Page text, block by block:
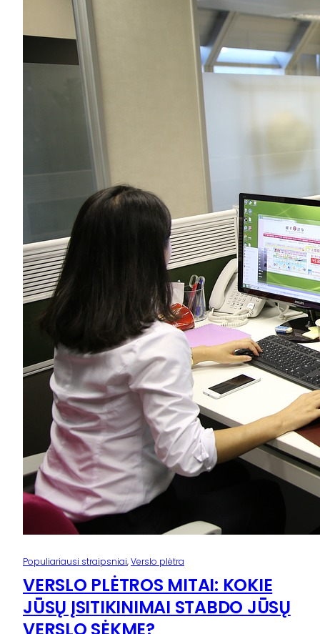
Populiariausi straipsniai, Verslo plėtra
VERSLO PLĖTROS MITAI: KOKIE
JŪSŲ ĮSITIKINIMAI STABDO JŪSŲ